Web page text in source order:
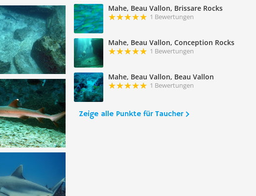
Mahe, Beau Vallon, Brissare Rocks
1 Bewertungen
Mahe, Beau Vallon, Conception Rocks
1 Bewertungen
Mahe, Beau Vallon, Beau Vallon
1 Bewertungen
Zeige alle Punkte für Taucher